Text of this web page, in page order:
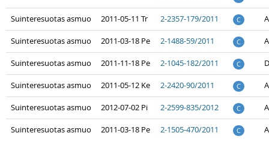
Suinteresuotas asmuo 2011-05-11 Tr 2-2357-179/2011 C
Suinteresuotas asmuo 2011-03-18 Pe 2-1488-59/2011 C
Suinteresuotas asmuo 2011-11-18 Pe 2-1045-182/2011 C
Suinteresuotas asmuo 2011-05-12 Ke 2-2420-90/2011 C
Suinteresuotas asmuo 2012-07-02 Pi 2-2599-835/2012 C
Suinteresuotas asmuo 2011-03-18 Pe 2-1505-470/2011 C